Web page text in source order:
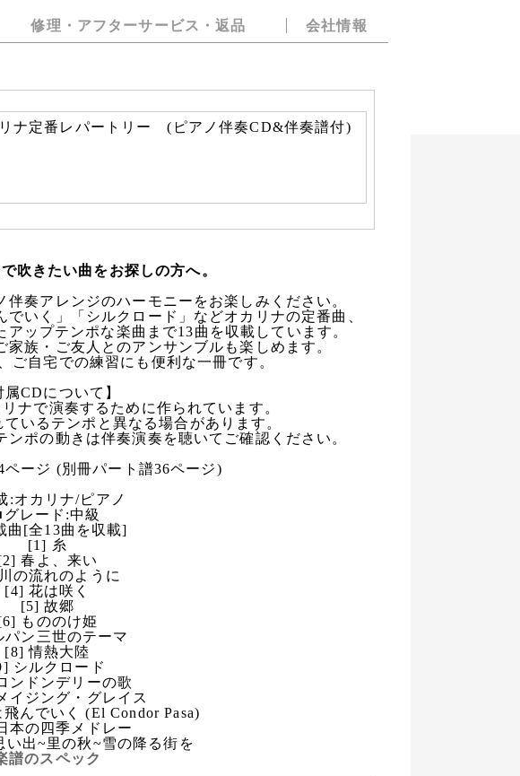
修理・アフターサービス・返品 会社情報
ナ定番レパートリー (ピアノ伴奏CD&伴奏譜付)
吹きたい曲をお探しの方へ。
奏アレンジのハーモニーをお楽しみください。
いく」「シルクロード」などオカリナの定番曲、
アップテンポな楽曲まで13曲を収載しています。
族・ご友人とのアンサンブルも楽しめます。
ご自宅での練習にも便利な一冊です。
属CDについて】
ナで演奏するために作られています。
いるテンポと異なる場合があります。
ポの動きは伴奏演奏を聴いてご確認ください。
ージ (別冊パート譜36ページ)
:オカリナ/ピアノ
グレード:中級
曲[全13曲を収載]
[1] 糸
春よ、来い
の流れのように
[4] 花は咲く
[5] 故郷
もののけ姫
パン三世のテーマ
[8] 情熱大陸
シルクロード
ンドンデリーの歌
イジング・グレイス
んでいく (El Condor Pasa)
本の四季メドレー
い出~里の秋~雪の降る街を
譜のスペック